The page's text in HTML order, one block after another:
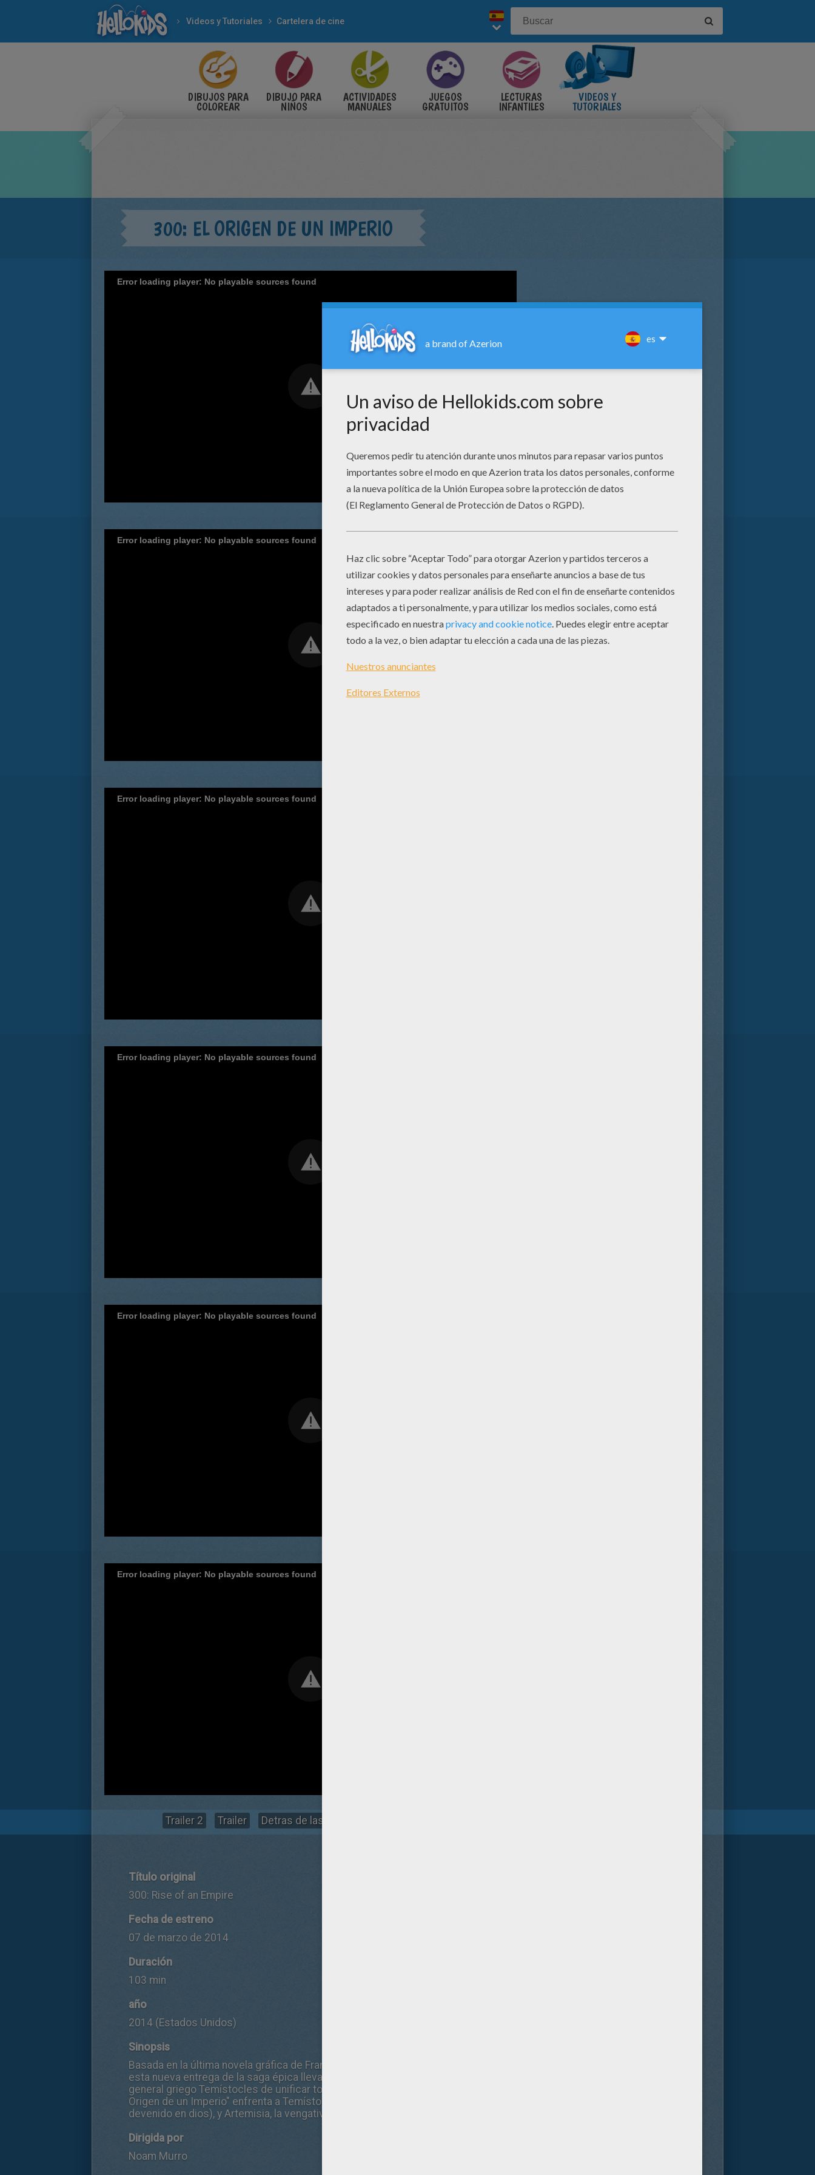
Videos y Tutoriales Cartelera de cine
DIBUJOS PARA
COLOREAR
DIBUJO PARA
NIÑOS
ACTIVIDADES
MANUALES
JUEGOS
GRATUITOS
LECTURAS
INFANTILES
VIDEOS Y
TUTORIALES
300: EL ORIGEN DE UN IMPERIO
Error loading player: No playable sources found
Error loading player: No playable sources found
Error loading player: No playable sources found
Error loading player: No playable sources found
Error loading player: No playable sources found
Error loading player: No playable sources found
Trailer 2 Trailer Detras de las camaras
Título original
300: Rise of an Empire
Fecha de estreno
07 de marzo de 2014
Duración
103 min
año
2014 (Estados Unidos)
Sinopsis
Basada en la última novela gráfica de Frank Miller, Xerxes, y narrada en el impactante estilo visual del taquillazo "300",
esta nueva entrega de la saga épica lleva la acción al campo de batalla (esta vez, en el mar) y nos narra los intentos del
general griego Temístocles de unificar toda Grecia dirigiendo el cambio que modificará el curso de la guerra. "300: El
Origen de un Imperio" enfrenta a Temístocles contra las invasoras fuerzas persas capitaneadas por Xerxes (mortal
devenido en dios), y Artemisia, la vengativa comandante de la armada persa.
Dirigida por
Noam Murro